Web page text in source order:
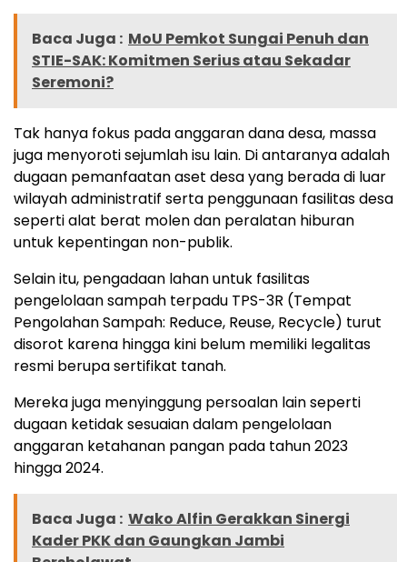
Baca Juga : MoU Pemkot Sungai Penuh dan
STIE-SAK: Komitmen Serius atau Sekadar
Seremoni?
Tak hanya fokus pada anggaran dana desa, massa
juga menyoroti sejumlah isu lain. Di antaranya adalah
dugaan pemanfaatan aset desa yang berada di luar
wilayah administratif serta penggunaan fasilitas desa
seperti alat berat molen dan peralatan hiburan
untuk kepentingan non-publik.
Selain itu, pengadaan lahan untuk fasilitas
pengelolaan sampah terpadu TPS-3R (Tempat
Pengolahan Sampah: Reduce, Reuse, Recycle) turut
disorot karena hingga kini belum memiliki legalitas
resmi berupa sertifikat tanah.
Mereka juga menyinggung persoalan lain seperti
dugaan ketidak sesuaian dalam pengelolaan
anggaran ketahanan pangan pada tahun 2023
hingga 2024.
Baca Juga : Wako Alfin Gerakkan Sinergi
Kader PKK dan Gaungkan Jambi